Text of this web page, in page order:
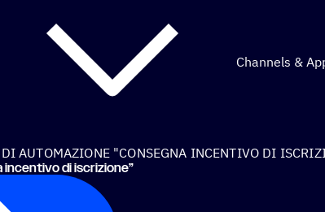
Channels &
AUTOMAZIONE "CONSEGNA INCENTIVO DI
incentivo di iscrizione”